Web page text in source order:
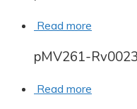
Read more
pMV261-Rv0023
Read more